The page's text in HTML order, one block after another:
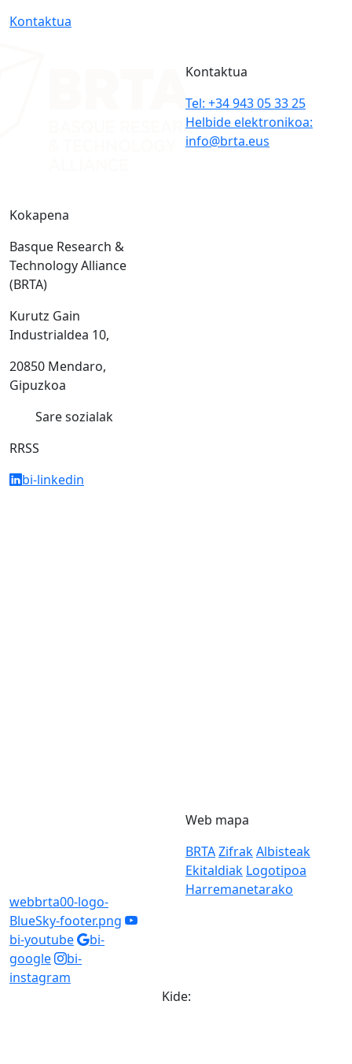
Kontaktua
Kokapena
Basque Research &
Technology Alliance
(BRTA)
Kurutz Gain
Industrialdea 10,
20850 Mendaro,
Gipuzkoa
Kontaktua
Tel: +34 943 05 33 25
Helbide elektronikoa:
info@brta.eus
Sare sozialak
RRSS
bi-linkedin
webbrta00-logo-
BlueSky-footer.png
bi-youtube
bi-
google
bi-
instagram
Web mapa
BRTAZifrakAlbisteak
Ekitaldiak Logotipoa
Harremanetarako
Kide: